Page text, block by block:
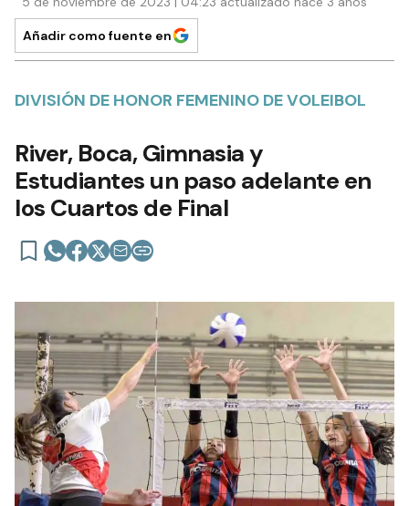
Añadir como fuente en
DIVISIÓN DE HONOR FEMENINO DE VOLEIBOL
River, Boca, Gimnasia y
Estudiantes un paso adelante en
los Cuartos de Final